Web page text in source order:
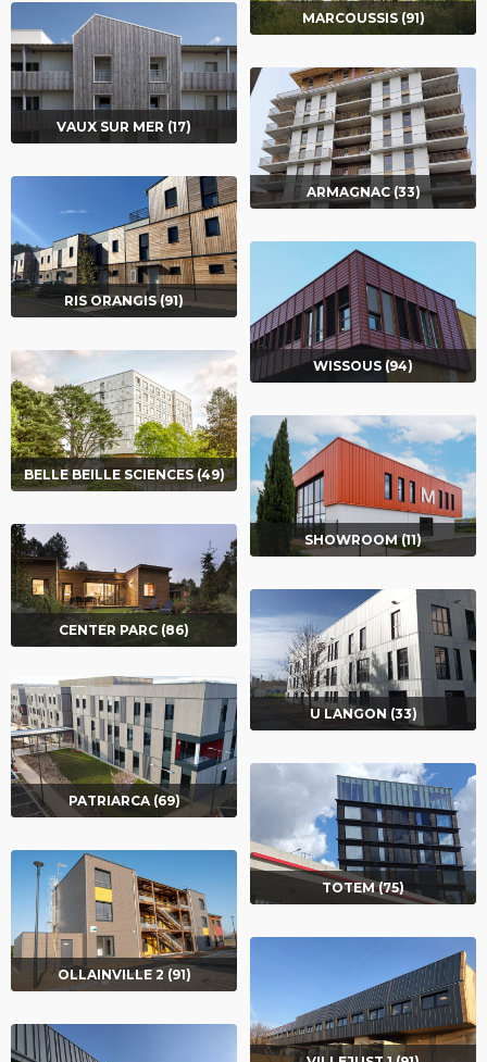
MARCOUSSIS (91)
VAUX SUR MER (17)
ARMAGNAC (33)
RIS ORANGIS (91)
WISSOUS (94)
BELLE BEILLE SCIENCES (49)
SHOWROOM (11)
CENTER PARC (86)
U LANGON (33)
PATRIARCA (69)
TOTEM (75)
OLLAINVILLE 2 (91)